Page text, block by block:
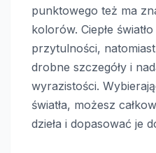
punktowego też ma
kolorów. Ciepłe
przytulności,
drobne szczegóły i
wyrazistości.
światła, możesz
dzieła i dopasować je